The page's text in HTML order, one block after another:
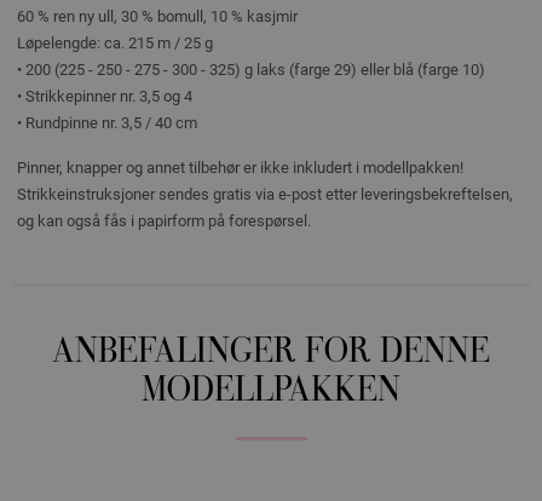
60 % ren ny ull, 30 % bomull, 10 % kasjmir
Løpelengde: ca. 215 m / 25 g
• 200 (225 - 250 - 275 - 300 - 325) g laks (farge 29) eller blå (farge 10)
• Strikkepinner nr. 3,5 og 4
• Rundpinne nr. 3,5 / 40 cm
Pinner, knapper og annet tilbehør er ikke inkludert i modellpakken!
Strikkeinstruksjoner sendes gratis via e-post etter leveringsbekreftelsen,
og kan også fås i papirform på forespørsel.
ANBEFALINGER FOR DENNE
MODELLPAKKEN